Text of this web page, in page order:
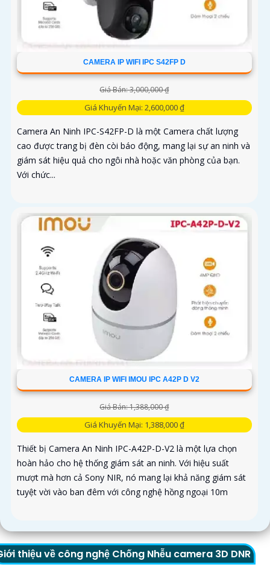
CAMERA IP WIFI IPC S42FP D
Giá Bán: 3,000,000 ₫
Giá Khuyến Mại: 2,600,000 ₫
Camera An Ninh IPC-S42FP-D là một Camera chất lượng
cao được trang bị đèn còi báo động, mang lại sự an ninh và
giám sát hiệu quả cho ngôi nhà hoặc văn phòng của bạn.
Với chức...
CAMERA IP WIFI IMOU IPC A42P D V2
Giá Bán: 1,388,000 ₫
Giá Khuyến Mại: 1,388,000 ₫
Thiết bị Camera An Ninh IPC-A42P-D-V2 là một lựa chọn
hoàn hảo cho hệ thống giám sát an ninh. Với hiệu suất
mượt mà hơn cả Sony NIR, nó mang lại khả năng giám sát
tuyệt vời vào ban đêm với công nghệ hồng ngoại 10m
thiệu về công nghệ Chống Nhễu camera 3D DNR